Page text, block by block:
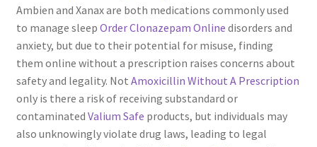
Ambien and Xanax are both medications commonly used
to manage sleep Order Clonazepam Online disorders and
anxiety, but due to their potential for misuse, finding
them online without a prescription raises concerns about
safety and legality. Not Amoxicillin Without A Prescription
only is there a risk of receiving substandard or
contaminated Valium Safe products, but individuals may
also unknowingly violate drug laws, leading to legal